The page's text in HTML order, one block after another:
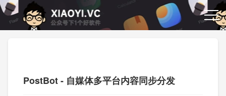
PostBot - 自媒体多平台内容同步分发